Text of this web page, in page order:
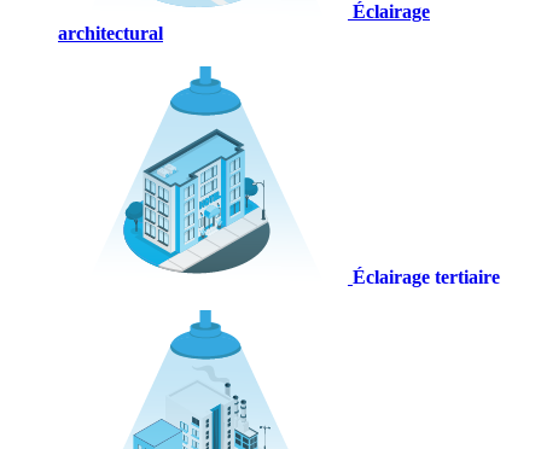
Éclairage
architectural​
Éclairage tertiaire